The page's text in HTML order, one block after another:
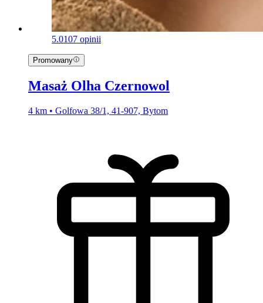
5.0107 opinii
Promowany
Masaż Olha Czernowol
4 km • Golfowa 38/1, 41-907, Bytom